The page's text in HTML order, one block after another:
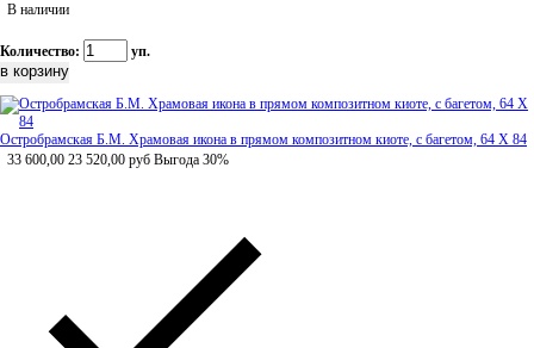
В наличии
Количество: уп.
Остробрамская Б.М. Храмовая икона в прямом композитном киоте, с багетом, 64 Х 84
33 600,00 23 520,00 руб Выгода 30%